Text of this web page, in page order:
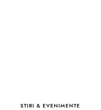
STIRI & EVENIMENTE